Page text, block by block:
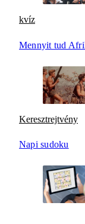
kvíz
Mennyit tud
Keresztrejtvény
Napi sudoku